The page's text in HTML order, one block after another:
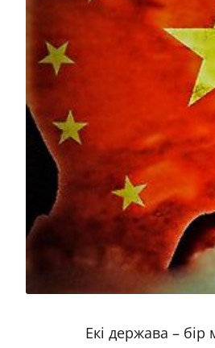
Екі держава –